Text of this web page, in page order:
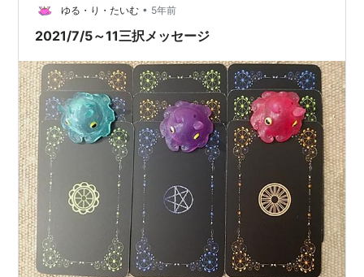
ゆる・り・たいむ • 5年前
2021/7/5～11三択メッセージ